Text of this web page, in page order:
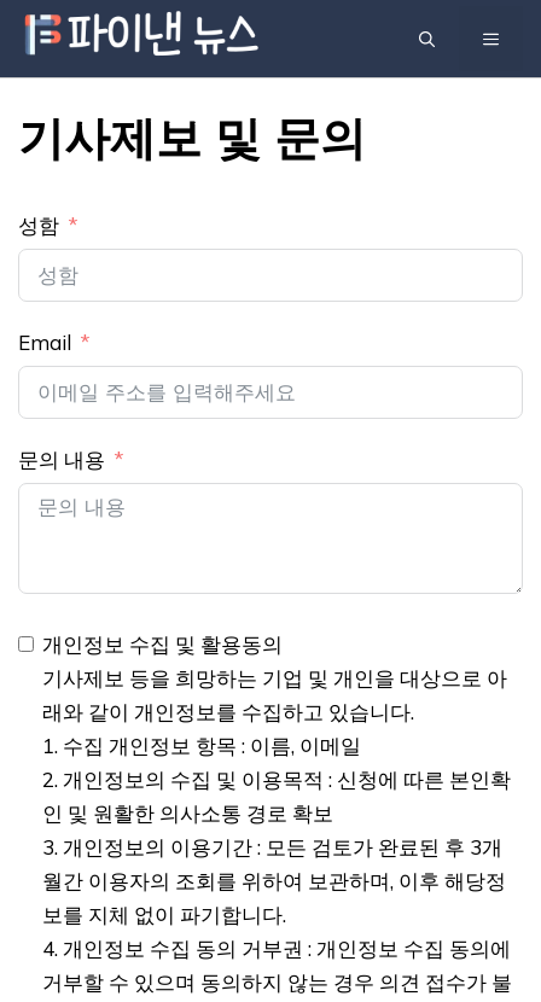
츠
기
메
기사제보 및 문의
성함
Email
문의 내용
개인정보 수집 및 활용동의
기사제보 등을 희망하는 기업 및 개인을 대상으로 아
래와 같이 개인정보를 수집하고 있습니다.
1. 수집 개인정보 항목 : 이름, 이메일
2. 개인정보의 수집 및 이용목적 : 신청에 따른 본인확
인 및 원활한 의사소통 경로 확보
3. 개인정보의 이용기간 : 모든 검토가 완료된 후 3개
월간 이용자의 조회를 위하여 보관하며, 이후 해당정
보를 지체 없이 파기합니다.
4. 개인정보 수집 동의 거부권 : 개인정보 수집 동의에
거부할 수 있으며 동의하지 않는 경우 의견 접수가 불